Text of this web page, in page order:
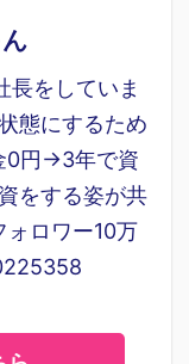
長をしていま
態にするため
0円→3年で資
をする姿が共
ロワー10万